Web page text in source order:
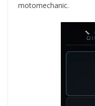
motomechanic.